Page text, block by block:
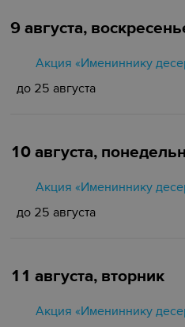
9 августа,
Акция «Имениннику
до 25 августа
10 августа,
Акция «Имениннику
до 25 августа
11 августа, вторник
Акция «Имениннику